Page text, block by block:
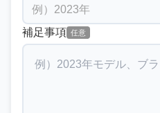
補足事項 任意